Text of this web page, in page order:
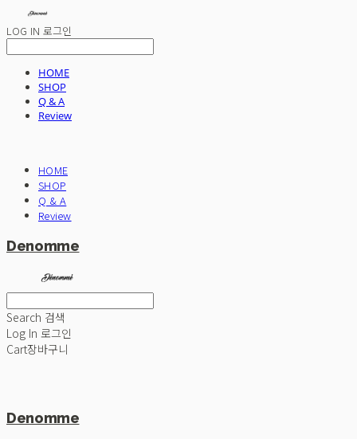
LOG IN 로그인
HOME
SHOP
Q & A
Review
HOME
SHOP
Q & A
Review
Denomme
Search 검색
Log In 로그인
Cart장바구니
Denomme